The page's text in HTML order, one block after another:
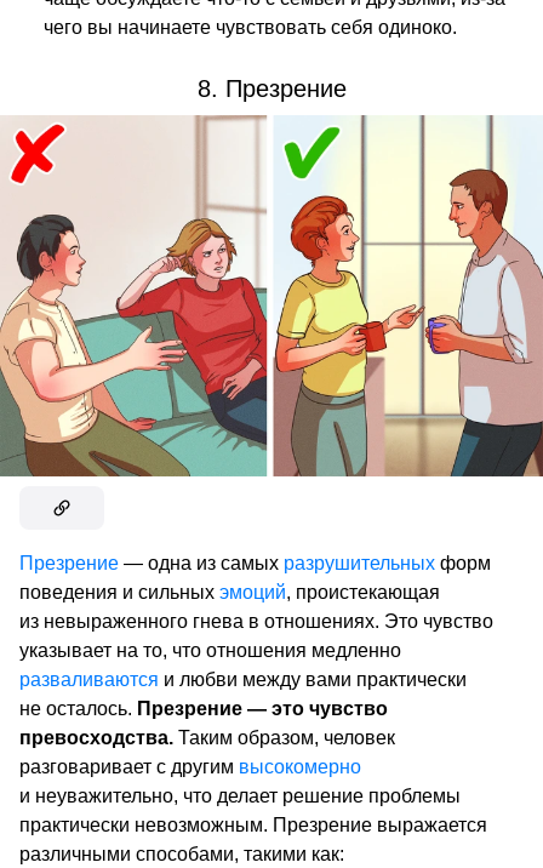
чего вы начинаете чувствовать себя одиноко.
8. Презрение
Презрение — одна из самых разрушительных форм
поведения и сильных эмоций, проистекающая
из невыраженного гнева в отношениях. Это чувство
указывает на то, что отношения медленно
разваливаются и любви между вами практически
не осталось. Презрение — это чувство
превосходства. Таким образом, человек
разговаривает с другим высокомерно
и неуважительно, что делает решение проблемы
практически невозможным. Презрение выражается
различными способами, такими как: